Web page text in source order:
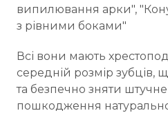
випилювання арки",
з рівними боками"
Всі вони мають
середній розмір зубців,
та безпечно зняти
пошкодження